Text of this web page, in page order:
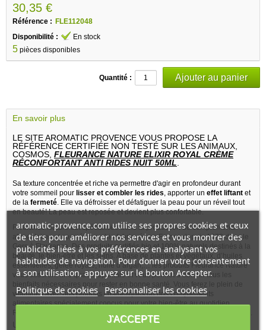
30,35 €
Référence : FLE112048
Disponibilité :
En stock
5 pièces disponibles
Quantité :
En savoir plus
LE SITE AROMATIC PROVENCE VOUS PROPOSE LA
RÉFÉRENCE CERTIFIÉE NON TESTÉ SUR LES ANIMAUX,
COSMOS, FLEURANCE NATURE ELIXIR ROYAL CRÈME
RÉCONFORTANT ANTI RIDES NUIT 50ML
Sa texture concentrée et riche va permettre d'agir en profondeur durant
votre sommeil pour lisser et combler les rides, apporter un effet liftant et
de la fermeté. Elle va défroisser et défatiguer la peau pour un réveil tout
en beauté! La peau est reposée et devient plus confortable.
Fleurance Nature est spécialisée dans la production de compléments
alimentaires et cosmétiques bio fabriqués en France depuis 1972 dans le
Gers à Fleurance. Des produits certifiés bio et 100% naturels destinés à la
beauté, le bien-être et les soins. A base de plantes et végétaux, d’huiles
essentielles, gelée royale, huile d’argan,… les produits Fleurance Nature
vous assurent une qualité optimale et vous permet d’obtenir tous les
bienfaits nécessaires pour rester en bonne santé. Vous ferez le plein de
vitamines avec nos produits cosmétiques ou nos compléments
alimentaires spécialement conçus pour votre bien-être au quotidien.
Retrouvez toutes les solutions naturelles et douces chez Fleurance nature.
UTILISATION :
aromatic-provence.com utilise ses propres cookies et ceux
de tiers pour améliorer nos services et vous montrer des
publicités liées à vos préférences en analysant vos
habitudes de navigation. Pour donner votre consentement
à son utilisation, appuyez sur le bouton Accepter.
Politique de cookies Personnaliser les cookies
J'ACCEPTE